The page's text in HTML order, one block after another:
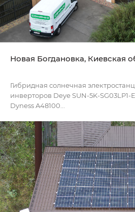
Новая Богдановка, Киевская
Гибридная солнечная
инверторов Deye SUN-5K-SG03LP1-
Dyness A48100...